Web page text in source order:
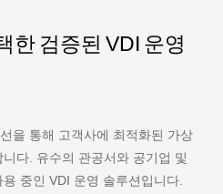
한 검증된 VDI 운영
을 통해 고객사에 최적화된 가상
다. 유수의 관공서와 공기업 및
중인 VDI 운영 솔루션입니다.